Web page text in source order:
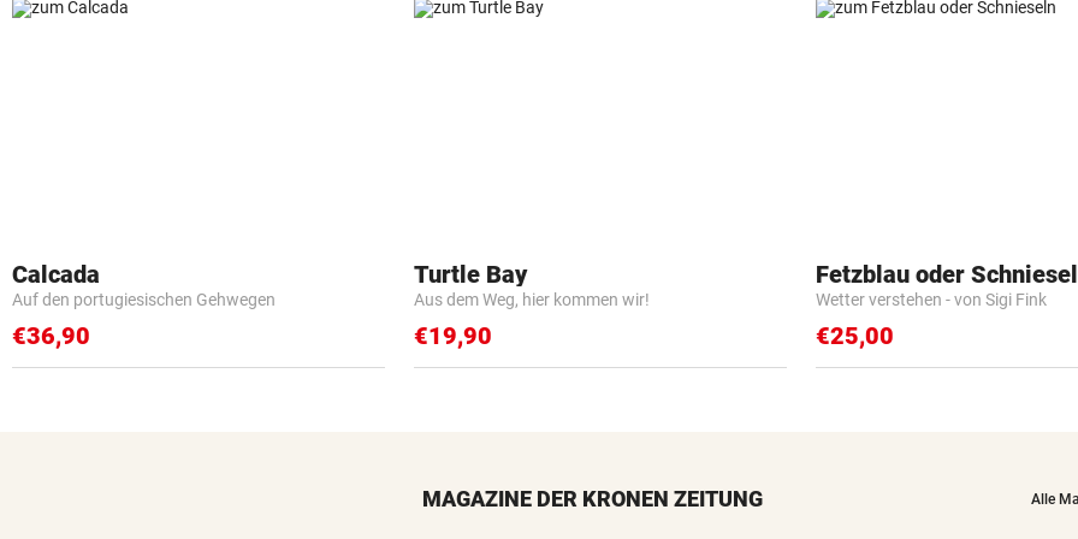
Calcada
Auf den portugiesischen Gehwegen
€36,90
Turtle Bay
Aus dem Weg, hier kommen wir!
€19,90
Fetzblau oder
Wetter verstehen - von Sigi Fink
€25,00
MAGAZINE DER KRONEN ZEITUNG Alle